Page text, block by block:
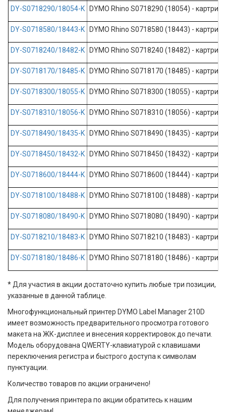
DY-S0718290/18054-K DYMO Rhino S0718290 (18054) -
DY-S0718580/18443-K DYMO Rhino S0718580 (18443) -
DY-S0718240/18482-K DYMO Rhino S0718240 (18482) -
DY-S0718170/18485-K DYMO Rhino S0718170 (18485) -
DY-S0718300/18055-K DYMO Rhino S0718300 (18055) -
DY-S0718310/18056-K DYMO Rhino S0718310 (18056) -
DY-S0718490/18435-K DYMO Rhino S0718490 (18435) -
DY-S0718450/18432-K DYMO Rhino S0718450 (18432) -
DY-S0718600/18444-K DYMO Rhino S0718600 (18444) -
DY-S0718100/18488-K DYMO Rhino S0718100 (18488) -
DY-S0718080/18490-K DYMO Rhino S0718080 (18490) -
DY-S0718210/18483-K DYMO Rhino S0718210 (18483) -
DY-S0718180/18486-K DYMO Rhino S0718180 (18486) -
* Для участия в акции достаточно купить любые три позиции,
указанные в данной таблице.
Многофункциональный принтер DYMO Label Manager 210D
имеет возможность предварительного просмотра готового
макета на ЖК-дисплее и внесения корректировок до печати.
Модель оборудована QWERTY-клавиатурой с клавишами
переключения регистра и быстрого доступа к символам
пунктуации.
Количество товаров по акции ограничено!
Для получения принтера по акции обратитесь к нашим